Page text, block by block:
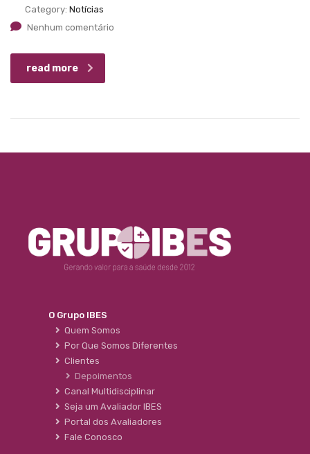
Category: Notícias
Nenhum comentário
read more
O Grupo IBES
Quem Somos
Por Que Somos Diferentes
Clientes
Depoimentos
Canal Multidisciplinar
Seja um Avaliador IBES
Portal dos Avaliadores
Fale Conosco